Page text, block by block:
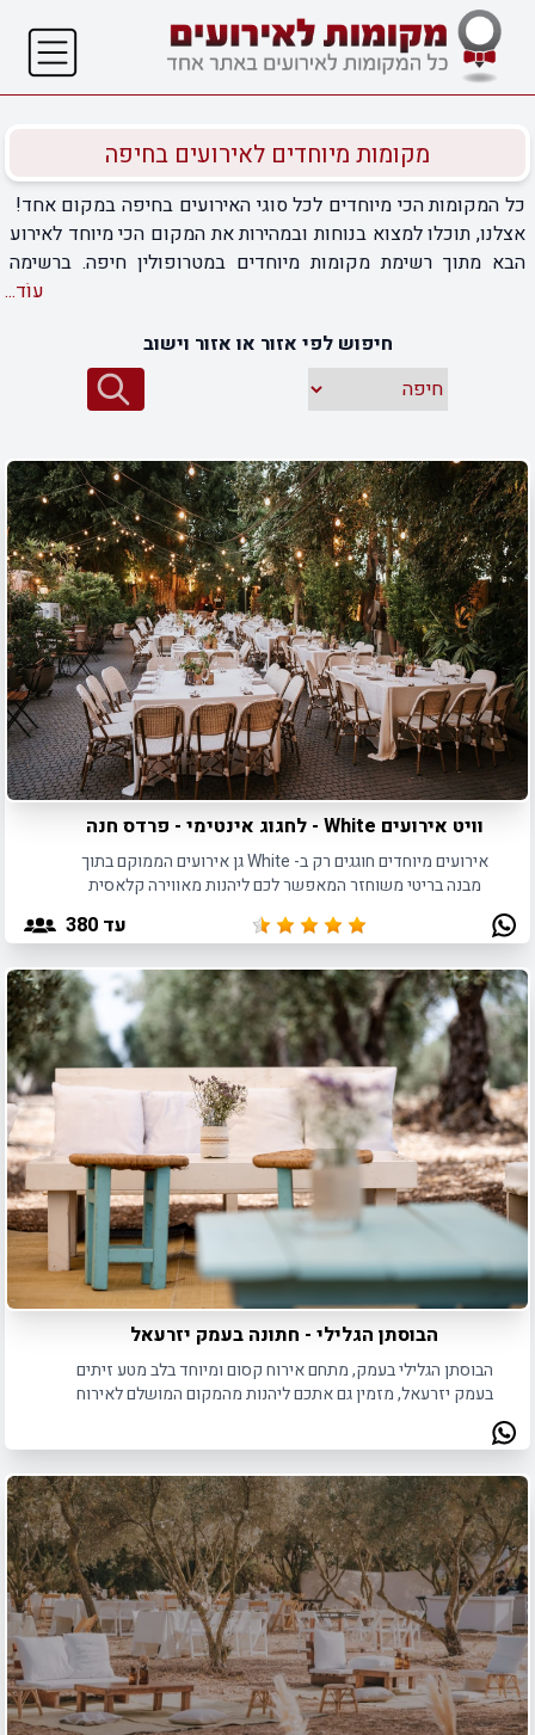
מקומות מיוחדים לאירועים בחיפה
כל המקומות הכי מיוחדים לכל סוגי האירועים בחיפה במקום אחד!
אצלנו, תוכלו למצוא בנוחות ובמהירות את המקום הכי מיוחד לאירוע
הבא מתוך רשימת מקומות מיוחדים במטרופולין חיפה. ברשימה
שלפניכם, ממתינים לכם המקומות הכי מיוחדים בהם ניתן לקיים
מעוצבים ברמה הגבוהה ביותר, מועדוני אירוח קונספטואליים, חלל
אירוח מרהיבים ביופיים במסעדות יוקרה, גגות מרווחים עם תפאורת
נוף מרשימה, לופטים מושקעים עם מתקני אירוח מפנקים ומקומות
בחירת המקום. בגוף הרשימה, תוכלו למצוא מידע מורחב על כל אחד
מהמקומות ולהתרשם גם מגלריית תמונות של המקום. אתם מוזמנים
להיחשף לכל אחד מהמקומות המופיעים ברשימה, לבחור את המקום
הכי מיוחד והכי מותאם לסוג ואופי האירוע אותו אתם מתכננים
וליצור קשר עם נציגי המקום לתיאום ובירור פרטים נוספים. אז איזה
מקום הכי מיוחד מחכה במיוחד לאירוע הבא שלכם? היכנסו ותגלו.
עוֹד...
חיפוש לפי אזור או אזור וישוב
וויט אירועים White - לחגוג אינטימי - פרדס חנה
אירועים מיוחדים חוגגים רק ב- White גן אירועים הממוקם בתוך
מבנה בריטי משוחזר המאפשר לכם ליהנות מאווירה קלאסית
וחדישים.
עד 380
הבוסתן הגלילי - חתונה בעמק יזרעאל
הבוסתן הגלילי בעמק, מתחם אירוח קסום ומיוחד בלב מטע זיתים
בעמק יזרעאל, מזמין גם אתכם ליהנות מהמקום המושלם לאירוח